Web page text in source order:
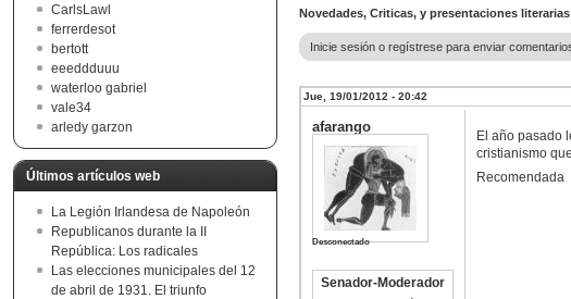
CarlsLawl
ferrerdesot
bertott
eeeddduuu
waterloo gabriel
vale34
arledy garzon
Últimos artículos web
La Legión Irlandesa de Napoleón
Republicanos durante la II
República: Los radicales
Las elecciones municipales del 12
de abril de 1931. El triunfo
Novedades, Criticas, y presentaciones
Inicie sesión o regístrese para enviar
Jue, 19/01/2012 - 20:42
afarango
Desconectado
Senador-Moderador
El año pasado
cristianismo
Recomendada